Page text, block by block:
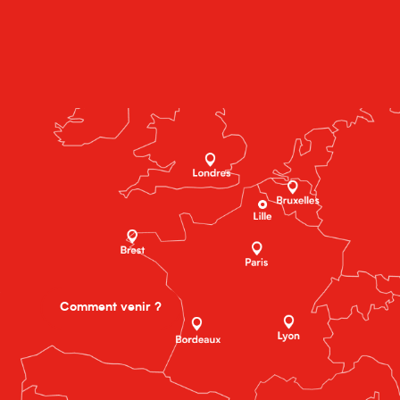
Comment venir ?